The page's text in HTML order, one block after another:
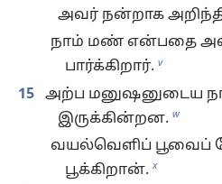
அவர் நன்றாக
நாம் மண் என்பதை
பார்க்கிறார். v
15 அற்ப மனுஷனுடைய
இருக்கின்றன. w
வயல்வெளிப்
பூக்கிறான். x